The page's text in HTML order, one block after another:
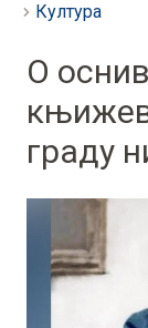
Култура
О
граду